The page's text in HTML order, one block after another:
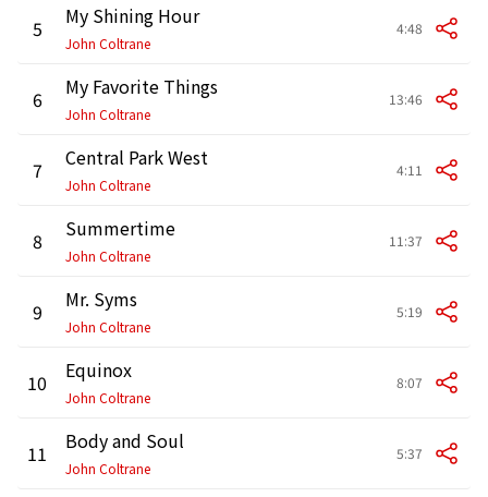
5 My Shining Hour
John Coltrane
4:48
6 My Favorite Things
John Coltrane
13:46
7 Central Park West
John Coltrane
4:11
8 Summertime
John Coltrane
11:37
9 Mr. Syms
John Coltrane
5:19
10 Equinox
John Coltrane
8:07
11 Body and Soul
John Coltrane
5:37